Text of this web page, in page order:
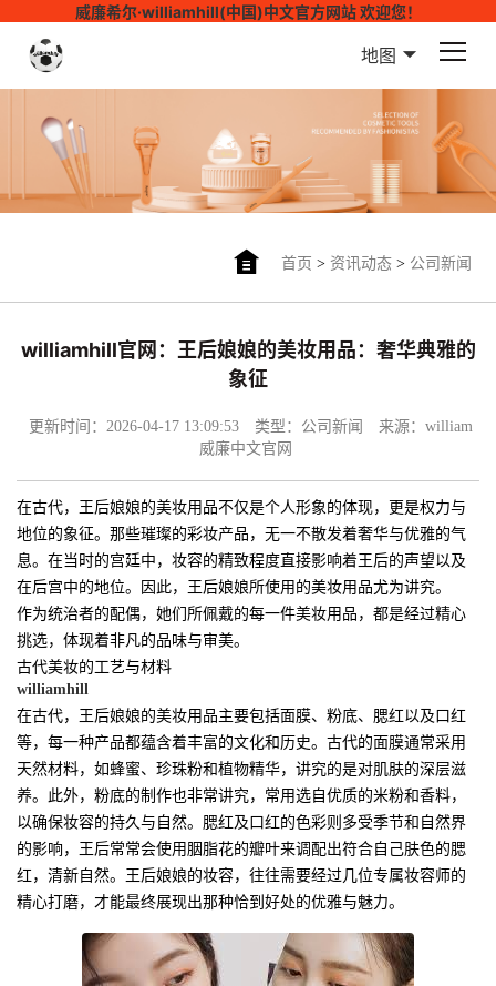
威廉希尔·williamhill(中国)中文官方网站 欢迎您！
地图
首页 > 资讯动态> 公司新闻
williamhill官网：王后娘娘的美妆用品：奢华典雅的
象征
更新时间：2026-04-17 13:09:53 类型：公司新闻
来源：william
威廉中文官网
在古代，王后娘娘的美妆用品不仅是个人形象的体现，更是权力与
地位的象征。那些璀璨的彩妆产品，无一不散发着奢华与优雅的气
息。在当时的宫廷中，妆容的精致程度直接影响着王后的声望以及
在后宫中的地位。因此，王后娘娘所使用的美妆用品尤为讲究。
作为统治者的配偶，她们所佩戴的每一件美妆用品，都是经过精心
挑选，体现着非凡的品味与审美。
古代美妆的工艺与材料
williamhill
在古代，王后娘娘的美妆用品主要包括面膜、粉底、腮红以及口红
等，每一种产品都蕴含着丰富的文化和历史。古代的面膜通常采用
天然材料，如蜂蜜、珍珠粉和植物精华，讲究的是对肌肤的深层滋
养。此外，粉底的制作也非常讲究，常用选自优质的米粉和香料，
以确保妆容的持久与自然。腮红及口红的色彩则多受季节和自然界
的影响，王后常常会使用胭脂花的瓣叶来调配出符合自己肤色的腮
红，清新自然。王后娘娘的妆容，往往需要经过几位专属妆容师的
精心打磨，才能最终展现出那种恰到好处的优雅与魅力。